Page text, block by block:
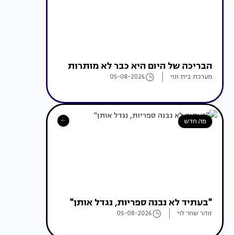
הבריכה של היום היא כבר לא מותרות
מערכת בית ונוי 05-08-2026
מה חדש
"בעתיד לא נבנה ספריות, נגדל אותן"
זוהר שחר לוי 05-08-2026